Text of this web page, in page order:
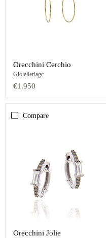
Orecchini Cerchio
Gioielleriagc
€1.950
Compare
Orecchini Jolie